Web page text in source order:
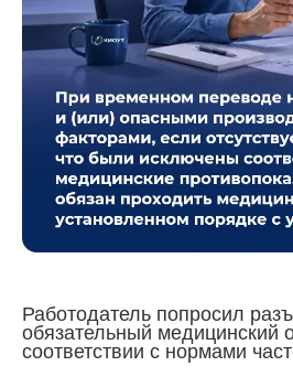
Работодатель попросил
обязательный медицинский
соответствии с нормами